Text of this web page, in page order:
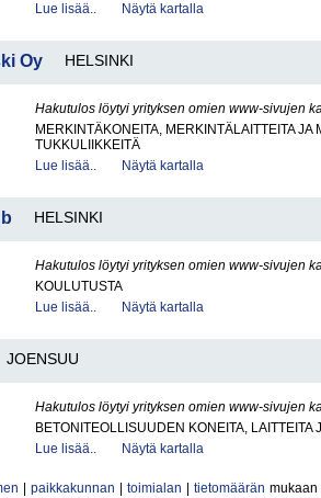
Lue lisää..
Näytä kartalla
Oy HELSINKI
Hakutulos löytyi yrityksen omien www-sivujen
MERKINTÄKONEITA, MERKINTÄLAITTEITA JA
TUKKULIIKKEITÄ
Lue lisää..
Näytä kartalla
HELSINKI
Hakutulos löytyi yrityksen omien www-sivujen
KOULUTUSTA
Lue lisää..
Näytä kartalla
JOENSUU
Hakutulos löytyi yrityksen omien www-sivujen
BETONITEOLLISUUDEN KONEITA, LAITTEITA
Lue lisää..
Näytä kartalla
paikkakunnan toimialan tietomäärän mukaan